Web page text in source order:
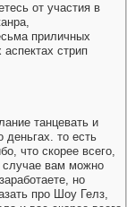
от участия в
приличных
стрип
танцевать и
деньгах. то есть
что скорее всего,
случае вам можно
но
про Шоу Гелз,